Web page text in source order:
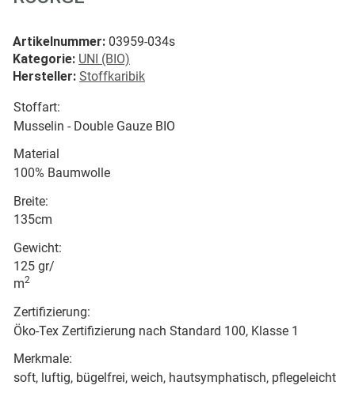
Artikelnummer: 03959-034s
Kategorie: UNI (BIO)
Hersteller: Stoffkaribik
Stoffart:
Musselin - Double Gauze BIO
Material
100% Baumwolle
Breite:
135cm
Gewicht:
125 gr/
m2
Zertifizierung:
Öko-Tex Zertifizierung nach Standard 100, Klasse 1
Merkmale:
soft, luftig, bügelfrei, weich, hautsymphatisch, pflegeleicht